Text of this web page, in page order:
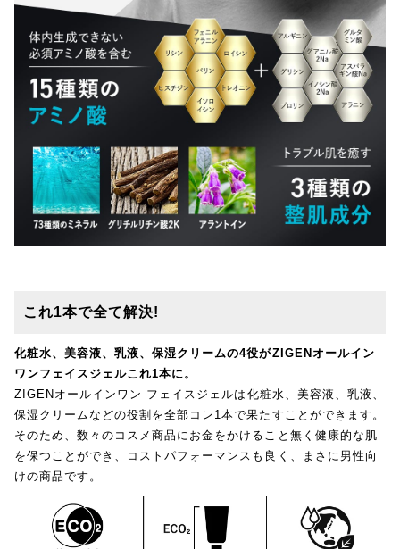
これ1本で全て解決!
化粧水、美容液、乳液、保湿クリームの4役がZIGENオールイン
ワンフェイスジェルこれ1本に。
ZIGENオールインワン フェイスジェルは化粧水、美容液、乳液、
保湿クリームなどの役割を全部コレ1本で果たすことができます。
そのため、数々のコスメ商品にお金をかけること無く健康的な肌
を保つことができ、コストパフォーマンスも良く、まさに男性向
けの商品です。